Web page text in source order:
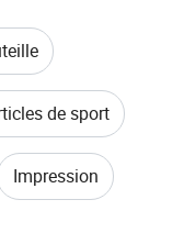
de sport
Impression